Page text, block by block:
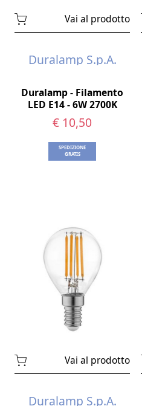
Vai al prodotto
Duralamp S.p.A.
Duralamp - Filamento
LED E14 - 6W 2700K
€ 10,50
SPEDIZIONE
GRATIS
Vai al prodotto
Duralamp S.p.A.